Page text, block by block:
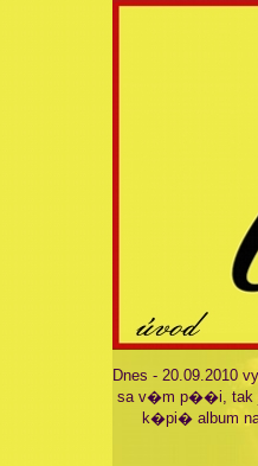
Dnes - 20.09.2010
sa v�m p��i, tak
k�pi� album